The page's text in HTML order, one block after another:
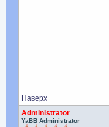
Наверх
Administrator
YaBB Administrator